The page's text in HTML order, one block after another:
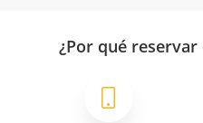
¿Por qué reservar